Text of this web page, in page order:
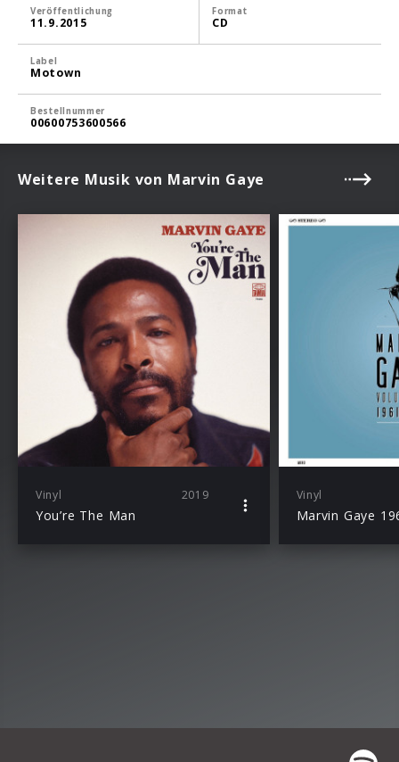
Veröffentlichung
11.9.2015
Format
CD
Label
Motown
Bestellnummer
00600753600566
Weitere Musik von Marvin Gaye
Vinyl 2019
You’re The Man
Vinyl
Marvin Gaye